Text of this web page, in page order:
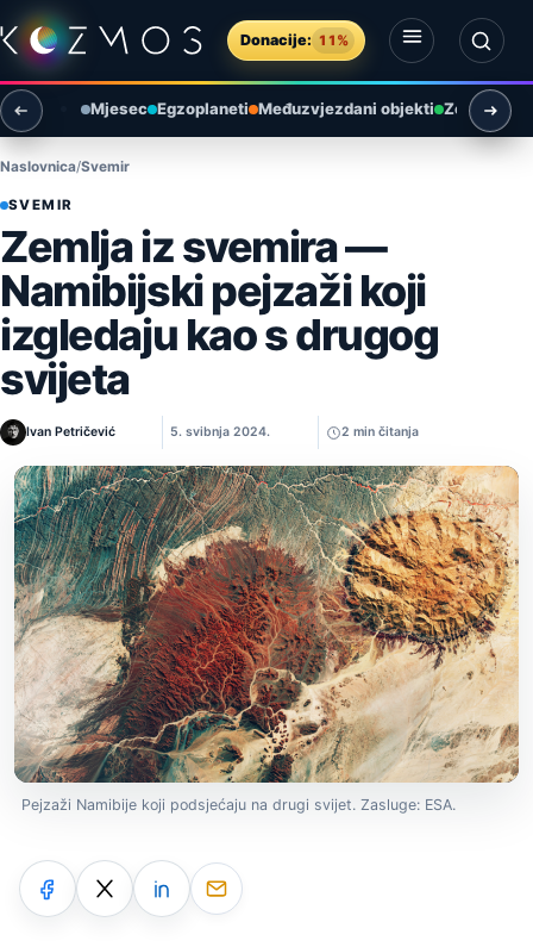
Preskoči na sadržaj
Donacije: 11%
Otvori izbornik
Otvori pretragu
Mjesec Egzoplaneti Međuzvjezdani objekti Zemlja i
Naslovnica Svemir
SVEMIR
Zemlja iz svemira —
Namibijski pejzaži koji
izgledaju kao s drugog
svijeta
Ivan Petričević 5. svibnja 2024. 2 min čitanja
Pejzaži Namibije koji podsjećaju na drugi svijet. Zasluge: ESA.